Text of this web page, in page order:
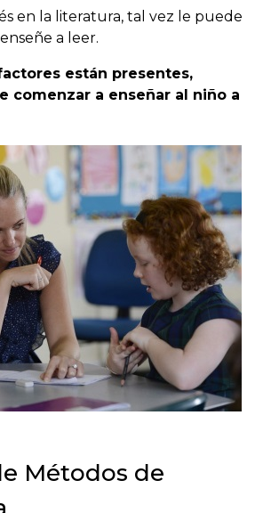
en la literatura, tal vez le puede
a leer.
están presentes,
comenzar a enseñar al niño a
Métodos de